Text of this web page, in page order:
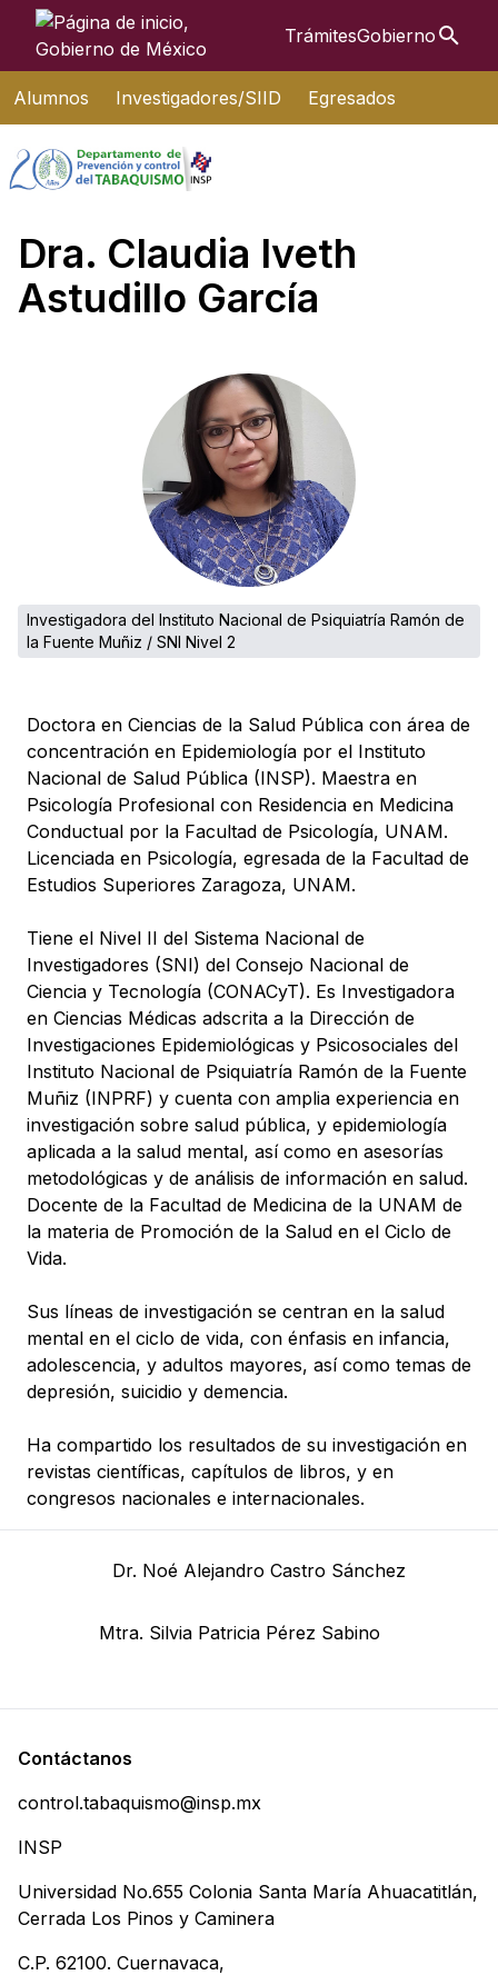
Interruptor de Navegación
TrámitesGobierno
Alumnos Investigadores/SIID Egresados
Dra. Claudia Iveth
Astudillo García
Investigadora del Instituto Nacional de Psiquiatría Ramón de
la Fuente Muñiz / SNI Nivel 2
Doctora en Ciencias de la Salud Pública con área de
concentración en Epidemiología por el Instituto
Nacional de Salud Pública (INSP). Maestra en
Psicología Profesional con Residencia en Medicina
Conductual por la Facultad de Psicología, UNAM.
Licenciada en Psicología, egresada de la Facultad de
Estudios Superiores Zaragoza, UNAM.
Tiene el Nivel II del Sistema Nacional de
Investigadores (SNI) del Consejo Nacional de
Ciencia y Tecnología (CONACyT). Es Investigadora
en Ciencias Médicas adscrita a la Dirección de
Investigaciones Epidemiológicas y Psicosociales del
Instituto Nacional de Psiquiatría Ramón de la Fuente
Muñiz (INPRF) y cuenta con amplia experiencia en
investigación sobre salud pública, y epidemiología
aplicada a la salud mental, así como en asesorías
metodológicas y de análisis de información en salud.
Docente de la Facultad de Medicina de la UNAM de
la materia de Promoción de la Salud en el Ciclo de
Vida.
Sus líneas de investigación se centran en la salud
mental en el ciclo de vida, con énfasis en infancia,
adolescencia, y adultos mayores, así como temas de
depresión, suicidio y demencia.
Ha compartido los resultados de su investigación en
revistas científicas, capítulos de libros, y en
congresos nacionales e internacionales.
Dr. Noé Alejandro Castro Sánchez
Mtra. Silvia Patricia Pérez Sabino
Contáctanos
control.tabaquismo@insp.mx
INSP
Universidad No.655 Colonia Santa María Ahuacatitlán,
Cerrada Los Pinos y Caminera
C.P. 62100. Cuernavaca,